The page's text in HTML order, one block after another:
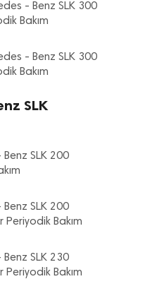
- Benz SLK 300
Bakım
- Benz SLK 300
Bakım
SLK
SLK 200
SLK 200
Periyodik Bakım
SLK 230
Periyodik Bakım